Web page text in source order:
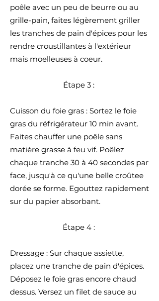
poêle avec un peu de beurre ou au
grille-pain, faites légèrement griller
les tranches de pain d'épices pour les
rendre croustillantes à l'extérieur
mais moelleuses à coeur.
Étape 3 :
Cuisson du foie gras : Sortez le foie
gras du réfrigérateur 10 min avant.
Faites chauffer une poêle sans
matière grasse à feu vif. Poêlez
chaque tranche 30 à 40 secondes par
face, jusqu'à ce qu'une belle croûtee
dorée se forme. Egouttez rapidement
sur du papier absorbant.
Étape 4 :
Dressage : Sur chaque assiette,
placez une tranche de pain d'épices.
Déposez le foie gras encore chaud
dessus. Versez un filet de sauce au